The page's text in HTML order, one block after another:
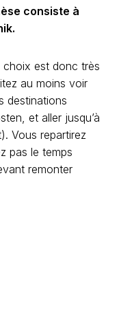
consiste à
est donc très
au moins voir
destinations
et aller jusqu’à
Vous repartirez
pas le temps
remonter